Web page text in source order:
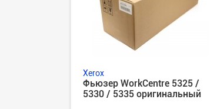
Xerox
Фьюзер WorkCentre 5325 /
5330 / 5335 оригинальный